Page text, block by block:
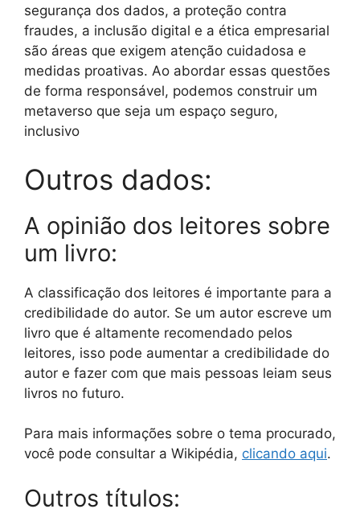
segurança dos dados, a proteção contra
fraudes, a inclusão digital e a ética empresarial
são áreas que exigem atenção cuidadosa e
medidas proativas. Ao abordar essas questões
de forma responsável, podemos construir um
metaverso que seja um espaço seguro,
inclusivo
Outros dados:
A opinião dos leitores sobre
um livro:
A classificação dos leitores é importante para a
credibilidade do autor. Se um autor escreve um
livro que é altamente recomendado pelos
leitores, isso pode aumentar a credibilidade do
autor e fazer com que mais pessoas leiam seus
livros no futuro.
Para mais informações sobre o tema procurado,
você pode consultar a Wikipédia, clicando aqui.
Outros títulos: